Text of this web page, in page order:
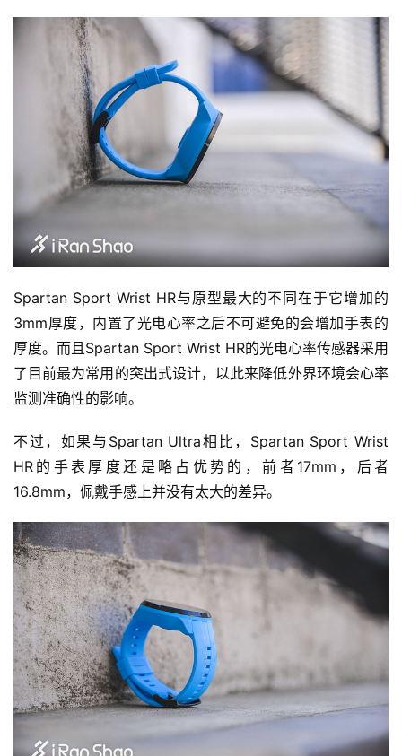
Spartan Sport Wrist HR与原型最大的不同在于它增加的
3mm厚度，内置了光电心率之后不可避免的会增加手表的
厚度。而且Spartan Sport Wrist HR的光电心率传感器采用
了目前最为常用的突出式设计，以此来降低外界环境会心率
监测准确性的影响。
不过，如果与Spartan Ultra相比，Spartan Sport Wrist
HR的手表厚度还是略占优势的，前者17mm，后者
16.8mm，佩戴手感上并没有太大的差异。